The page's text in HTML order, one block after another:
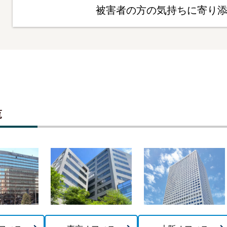
被害者の方の気持ちに寄り